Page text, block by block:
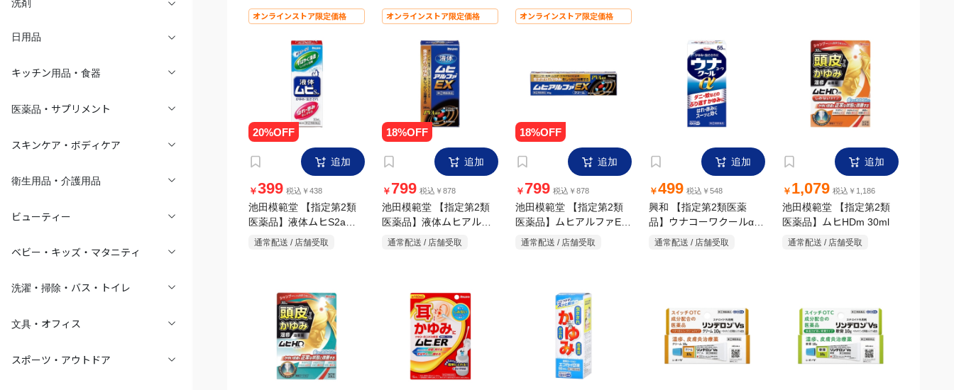
洗剤
日用品
キッチン用品・食器
医薬品・サプリメント
スキンケア・ボディケア
衛生用品・介護用品
ビューティー
ベビー・キッズ・マタニティ
洗濯・掃除・バス・トイレ
文具・オフィス
スポーツ・アウトドア
オンラインストア限定価格
追加
￥399 税込￥438
池田模範堂 【指定第2類
医薬品】液体ムヒS2a
通常配送 / 店舗受取
オンラインストア限定価格
追加
￥ 799 税込￥878
池田模範堂 【指定第2類
医薬品】液体ムヒアルフ
ァEX 35ml
通常配送 / 店舗受取
オンラインストア限定価格
追加
￥ 799 税込￥878
池田模範堂 【指定第2類
医薬品】ムヒアルファEX
通常配送 / 店舗受取
追加
￥499 税込￥548
興和 【指定第2類医薬
品】ウナコーワクールα
通常配送 / 店舗受取
追加
￥ 1,079 税込￥1,186
池田模範堂 【指定第2類
医薬品】ムヒHDm 30ml
通常配送 / 店舗受取